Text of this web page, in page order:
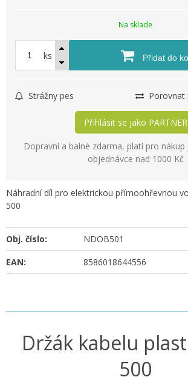
Na sklade
ks Přidat do
Strážny pes Porovnat
Přihlásit se jako PARTNER
Dopravní a balné zdarma, platí pro
objednávce nad 1000 Kč
Náhradní díl pro elektrickou přímoohřevnou
500
Obj. číslo:
NDOB501
EAN:
8586018644556
Držák kabelu
500